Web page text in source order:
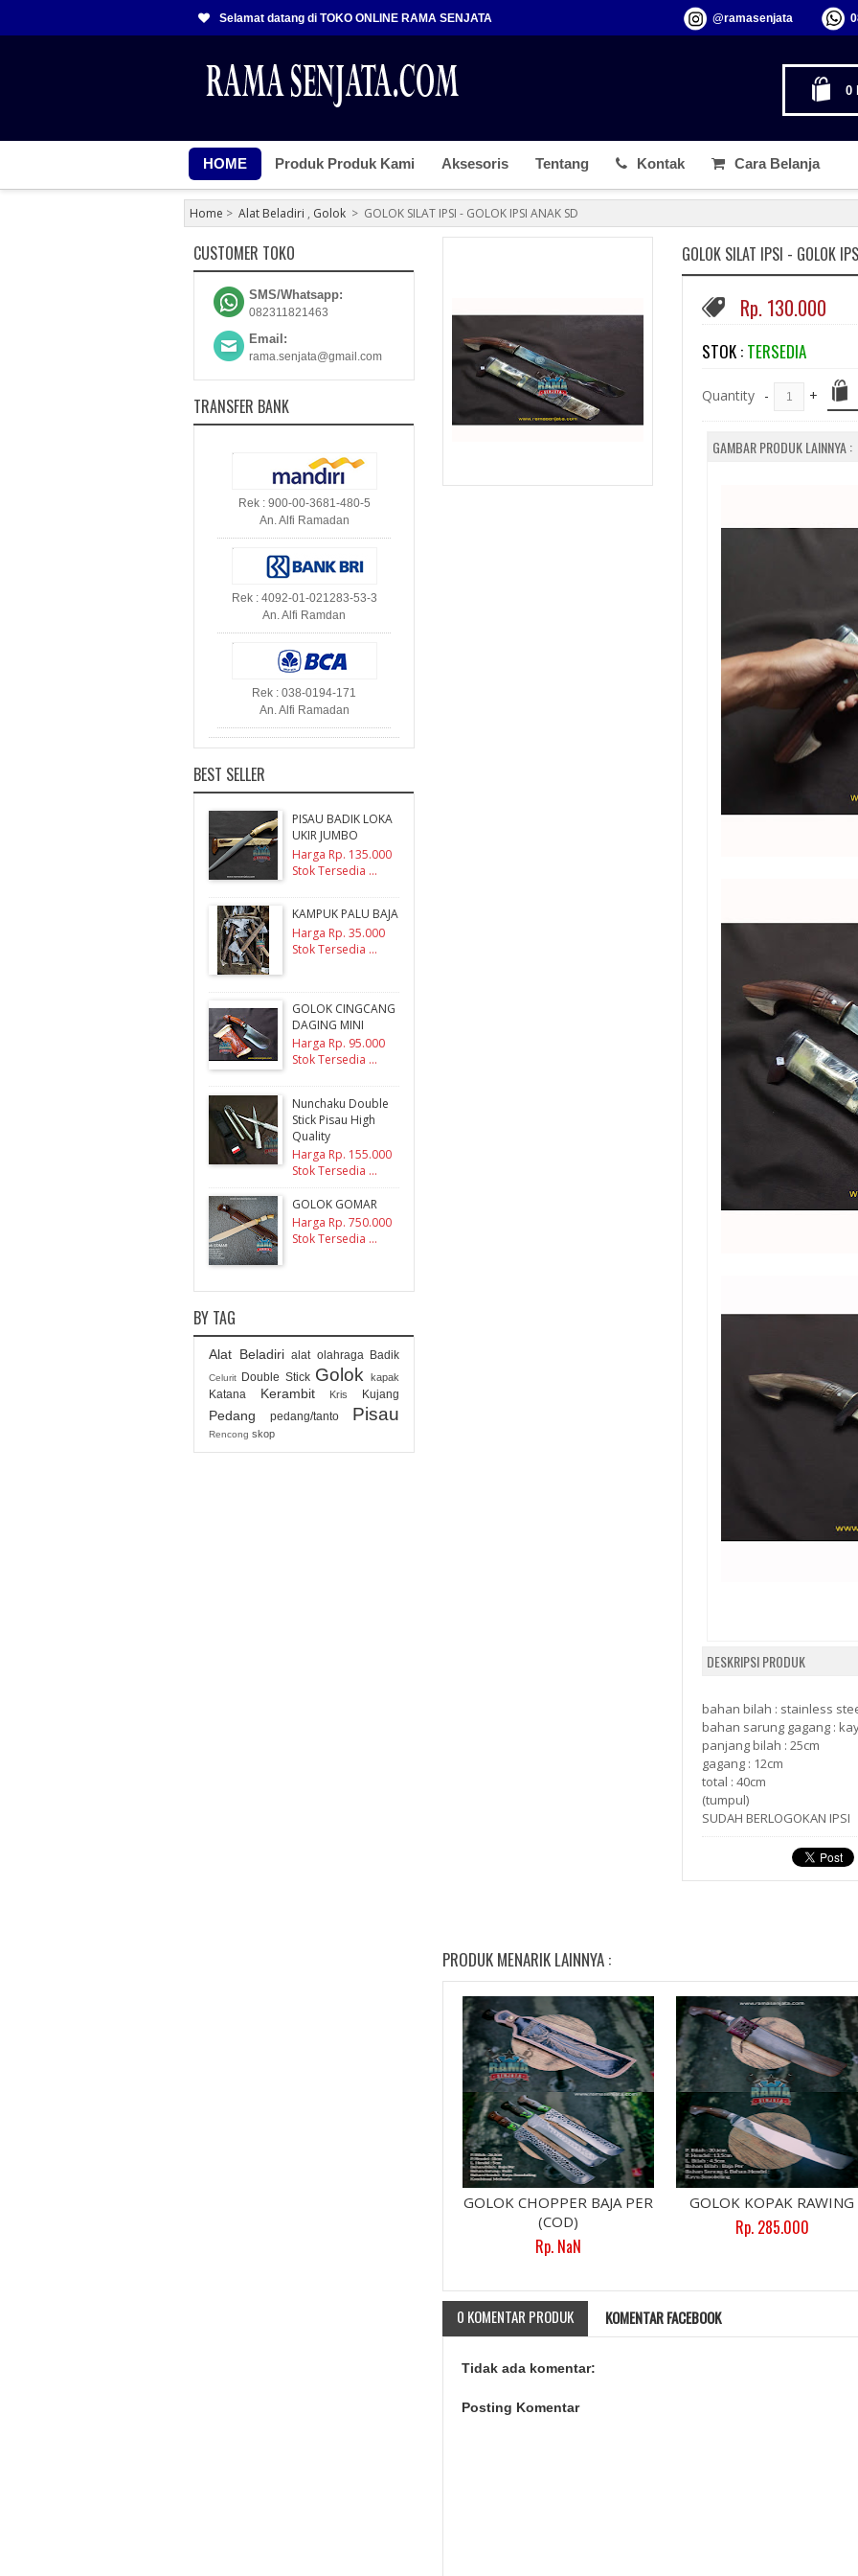
Selamat datang di TOKO ONLINE RAMA SENJATA @ramasenjata
0
HOME Produk Produk Kami Aksesoris Tentang Kontak Cara Belanja
Home > Alat Beladiri , Golok > GOLOK SILAT IPSI - GOLOK IPSI ANAK SD
GOLOK SILAT IPSI - GOLOK
Rp. 130.000
STOK : TERSEDIA
Quantity - +
GAMBAR PRODUK LAINNYA :
DESKRIPSI PRODUK
bahan bilah : stainless
bahan sarung gagang :
panjang bilah : 25cm
gagang : 12cm
total : 40cm
(tumpul)
SUDAH BERLOGOKAN IPSI
PRODUK MENARIK LAINNYA :
GOLOK CHOPPER BAJA PER
(COD)
Rp. NaN
GOLOK KOPAK RAWING
Rp. 285.000
0 KOMENTAR PRODUK KOMENTAR FACEBOOK
Tidak ada komentar:
Posting Komentar
CUSTOMER TOKO
SMS/Whatsapp:
082311821463
Email:
rama.senjata@gmail.com
TRANSFER BANK
Rek : 900-00-3681-480-5
An. Alfi Ramadan
Rek : 4092-01-021283-53-3
An. Alfi Ramdan
Rek : 038-0194-171
An. Alfi Ramadan
BEST SELLER
PISAU BADIK LOKA
UKIR JUMBO
Harga Rp. 135.000
Stok Tersedia ...
KAMPUK PALU BAJA
Harga Rp. 35.000
Stok Tersedia ...
GOLOK CINGCANG
DAGING MINI
Harga Rp. 95.000
Stok Tersedia ...
Nunchaku Double
Stick Pisau High
Quality
Harga Rp. 155.000
Stok Tersedia ...
GOLOK GOMAR
Harga Rp. 750.000
Stok Tersedia ...
BY TAG
Alat Beladiri alat olahraga Badik
Celurit Double Stick Golok kapak
Katana Kerambit Kris Kujang
Pedang pedang/tanto Pisau
Rencong skop